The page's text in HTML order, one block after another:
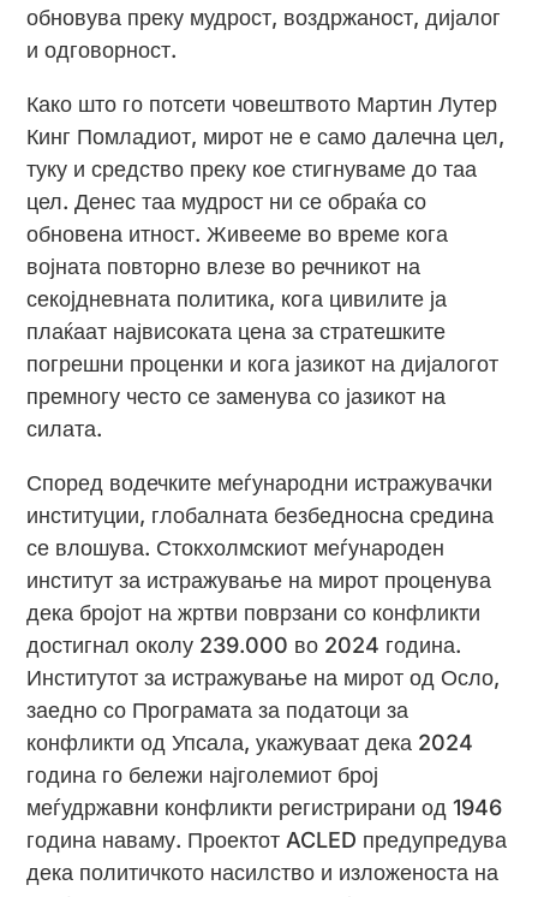
обновува преку мудрост, воздржаност, дијалог
и одговорност.
Како што го потсети човештвото Мартин Лутер
Кинг Помладиот, мирот не е само далечна цел,
туку и средство преку кое стигнуваме до таа
цел. Денес таа мудрост ни се обраќа со
обновена итност. Живееме во време кога
војната повторно влезе во речникот на
секојдневната политика, кога цивилите ја
плаќаат највисоката цена за стратешките
погрешни проценки и кога јазикот на дијалогот
премногу често се заменува со јазикот на
силата.
Според водечките меѓународни истражувачки
институции, глобалната безбедносна средина
се влошува. Стокхолмскиот меѓународен
институт за истражување на мирот проценува
дека бројот на жртви поврзани со конфликти
достигнал околу 239.000 во 2024 година.
Институтот за истражување на мирот од Осло,
заедно со Програмата за податоци за
конфликти од Упсала, укажуваат дека 2024
година го бележи најголемиот број
меѓудржавни конфликти регистрирани од 1946
година наваму. Проектот ACLED предупредува
дека политичкото насилство и изложеноста на